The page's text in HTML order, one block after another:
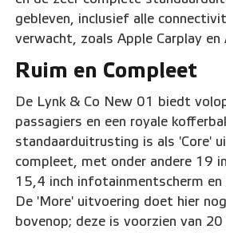
gebleven, inclusief alle
verwacht, zoals Apple Carplay en
Ruim en Compleet
De Lynk & Co New 01 biedt
passagiers en een royale
standaarduitrusting is als 'Core'
compleet, met onder andere 19
15,4 inch infotainmentscherm en
De 'More' uitvoering doet hier
bovenop; deze is voorzien van 20